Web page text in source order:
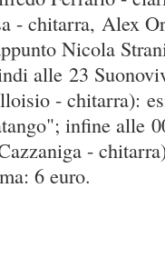
- chitarra, Alex
Nicola
alle 23
- chitarra):
infine alle
-
6 euro.